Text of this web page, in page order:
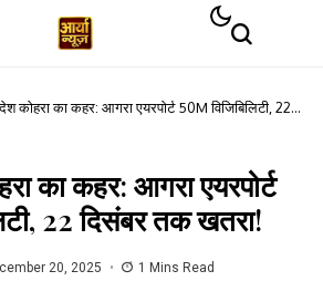
कोहरा का कहर: आगरा एयरपोर्ट 50M विजिबिलिटी, 22
का कहर: आगरा एयरपोर्ट
22 दिसंबर तक खतरा!
20, 2025 1 Mins Read